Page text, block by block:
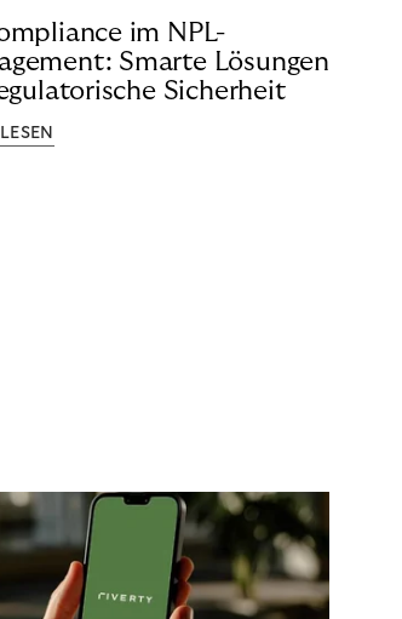
im NPL-
Smarte Lösungen
Sicherheit